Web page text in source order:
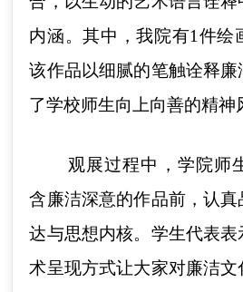
内涵。其中，我院有1件绘
该作品以细腻的笔触诠释
了学校师生向上向善的精神
观展过程中，学院师
含廉洁深意的作品前，认
达与思想内核。学生代表
术呈现方式让大家对廉洁